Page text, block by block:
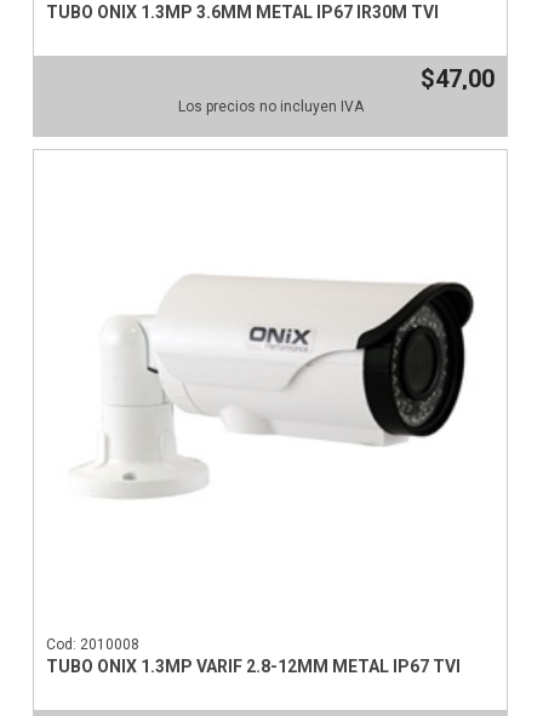
TUBO ONIX 1.3MP 3.6MM METAL IP67 IR30M TVI
$47,00
Los precios no incluyen IVA
Cod: 2010008
TUBO ONIX 1.3MP VARIF 2.8-12MM METAL IP67 TVI